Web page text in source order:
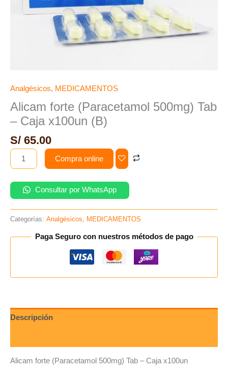
Analgésicos, MEDICAMENTOS
Alicam forte (Paracetamol 500mg) Tab
– Caja x100un (B)
S/ 65.00
Compra online
Consultar por WhatsApp
Categorías: Analgésicos MEDICAMENTOS
Paga Seguro con nuestros métodos de pago
Descripción
Alicam forte (Paracetamol 500mg) Tab – Caja x100un